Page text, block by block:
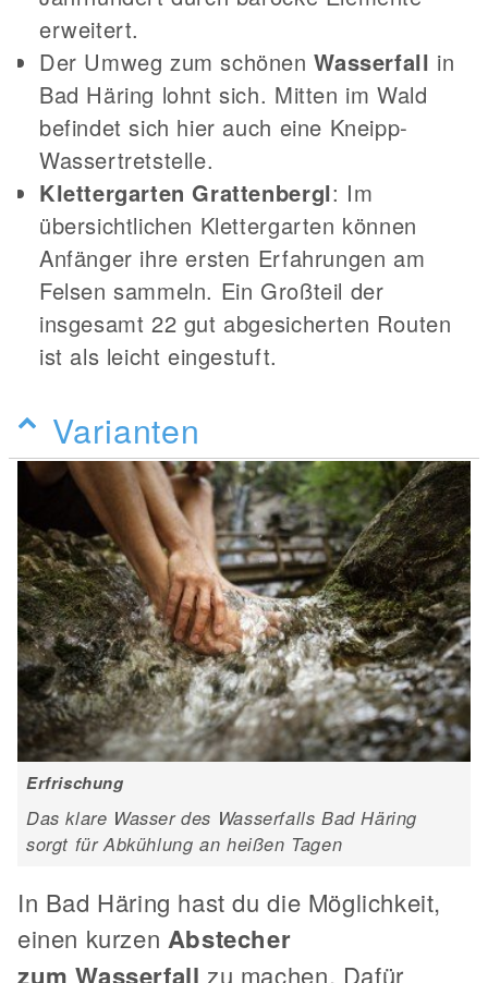
erweitert.
Der Umweg zum schönenWasserfall in
Bad Häring lohnt sich. Mitten im Wald
befindet sich hier auch eine Kneipp-
Wassertretstelle.
Klettergarten Grattenbergl: Im
übersichtlichen Klettergarten können
Anfänger ihre ersten Erfahrungen am
Felsen sammeln. Ein Großteil der
insgesamt 22 gut abgesicherten Routen
ist als leicht eingestuft.
Varianten
Erfrischung
Das klare Wasser des Wasserfalls Bad Häring
sorgt für Abkühlung an heißen Tagen
In Bad Häring hast du die Möglichkeit,
einen kurzen Abstecher
zumWasserfall zu machen. Dafür